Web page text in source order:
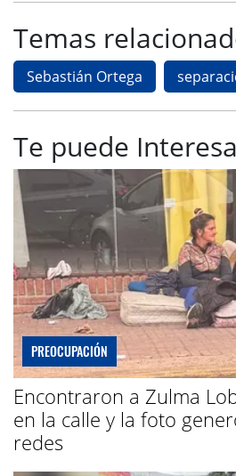
Temas
Sebastián Ortega
Te puede
PREOCUPACIÓN
Encontraron a Zulma
en la calle y la foto
redes